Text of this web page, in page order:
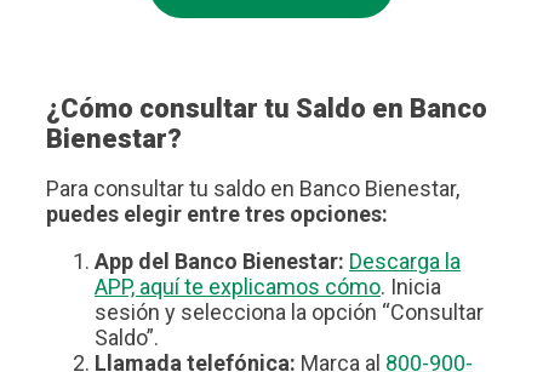
¿Cómo consultar tu Saldo en Banco
Bienestar?
Para consultar tu saldo en Banco Bienestar,
puedes elegir entre tres opciones:
App del Banco Bienestar: Descarga la
APP, aquí te explicamos cómo. Inicia
sesión y selecciona la opción “Consultar
Saldo”.
Llamada telefónica: Marca al 800-900-